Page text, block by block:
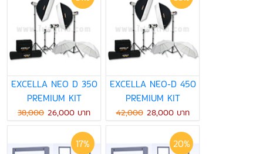
EXCELLA NEO D 350
PREMIUM KIT
38,000 26,000 บาท
EXCELLA NEO-D 450
PREMIUM KIT
42,000 28,000 บาท
17% 20%